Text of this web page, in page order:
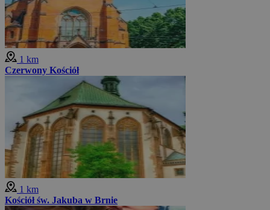
1 km
Czerwony Kościół
1 km
Kościół św. Jakuba w Brnie